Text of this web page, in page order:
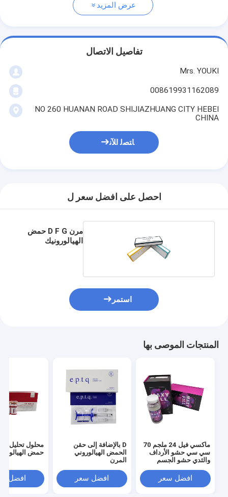
عرض المزيد
تفاصيل الاتصال
Mrs. YOUKI
008619931162089
NO 260 HUANAN ROAD SHIJIAZHUANG CITY HEBEI
CHINA
ﺎﺘﺼﻟ ﺍﻶﻧ
احصل على افضل سعر ل
مرن D F G حمض
الهيالورونيك
استمر
المنتجات الموصى بها
ماكسي فيل 24 ملجم 70
سي سي حشو الأرداف
والثدي حشو الجسم
افضل سعر
D بالإضافة إلى حقن
الحمض الهيالوروني
المرن
افضل سعر
محلول تحليل
حمض
افضل